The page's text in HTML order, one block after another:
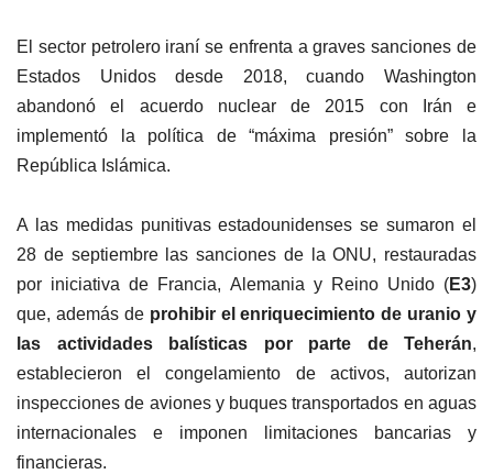
El sector petrolero iraní se enfrenta a graves sanciones de
Estados Unidos desde 2018, cuando Washington
abandonó el acuerdo nuclear de 2015 con Irán e
implementó la política de “máxima presión” sobre la
República Islámica.
A las medidas punitivas estadounidenses se sumaron el
28 de septiembre las sanciones de la ONU, restauradas
por iniciativa de Francia, Alemania y Reino Unido (E3)
que, además de prohibir el enriquecimiento de uranio y
las actividades balísticas por parte de Teherán,
establecieron el congelamiento de activos, autorizan
inspecciones de aviones y buques transportados en aguas
internacionales e imponen limitaciones bancarias y
financieras.